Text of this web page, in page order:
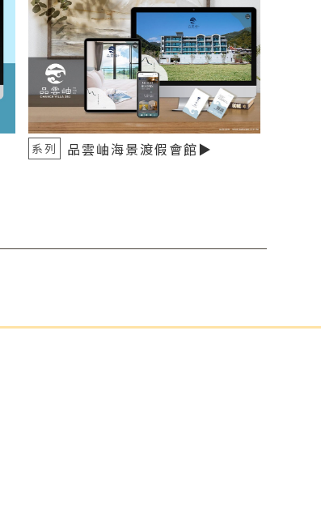
品雲岫海景渡假會館▶️
系列